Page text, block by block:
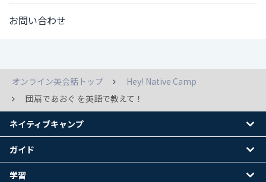
お問い合わせ
オンライン英会話トップ
Hey! Native Camp
団扇であおぐ を英語で教えて！
ネイティブキャンプ
ガイド
学習